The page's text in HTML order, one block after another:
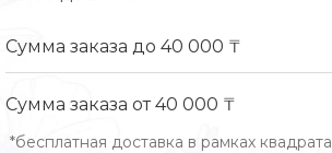
Сумма заказа до 40 000 ₸
Сумма заказа от 40 000 ₸
*бесплатная доставка в рамках